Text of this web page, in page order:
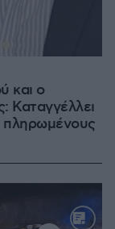
και ο
Καταγγέλλει
πληρωμένους